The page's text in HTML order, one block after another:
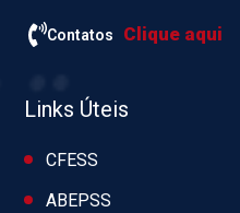
Contatos Clique aqui
Links Úteis
CFESS
ABEPSS